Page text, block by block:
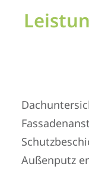
Außenputz